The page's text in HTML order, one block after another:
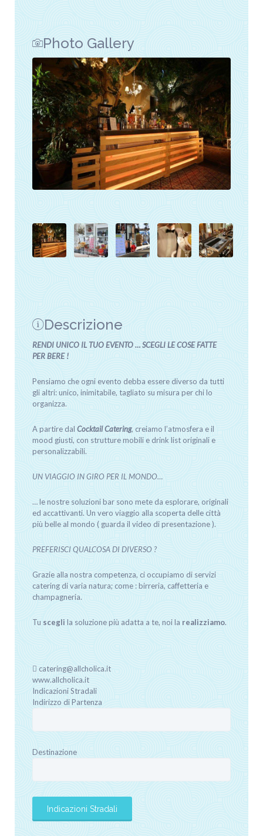
Photo Gallery
Descrizione
RENDI UNICO IL TUO EVENTO … SCEGLI LE COSE FATTE
PER BERE !
Pensiamo che ogni evento debba essere diverso da tutti
gli altri: unico, inimitabile, tagliato su misura per chi lo
organizza.
A partire dal Cocktail Catering, creiamo l’atmosfera e il
mood giusti, con strutture mobili e drink list originali e
personalizzabili.
UN VIAGGIO IN GIRO PER IL MONDO…
… le nostre soluzioni bar sono mete da esplorare, originali
ed accattivanti. Un vero viaggio alla scoperta delle città
più belle al mondo ( guarda il video di presentazione ).
PREFERISCI QUALCOSA DI DIVERSO ?
Grazie alla nostra competenza, ci occupiamo di servizi
catering di varia natura; come : birreria, caffetteria e
champagneria.
Tu scegli la soluzione più adatta a te, noi la realizziamo.
catering@allcholica.it
www.allcholica.it
Indicazioni Stradali
Indirizzo di Partenza
Destinazione